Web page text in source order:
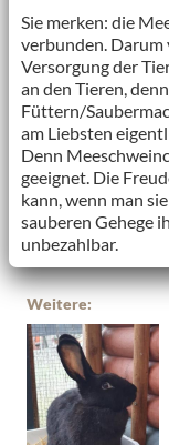
Sie merken: die
verbunden. Darum
Versorgung der
an den Tieren,
Füttern/
am Liebsten
Denn
geeignet. Die
kann, wenn man
sauberen Gehege
unbezahlbar.
Weitere: